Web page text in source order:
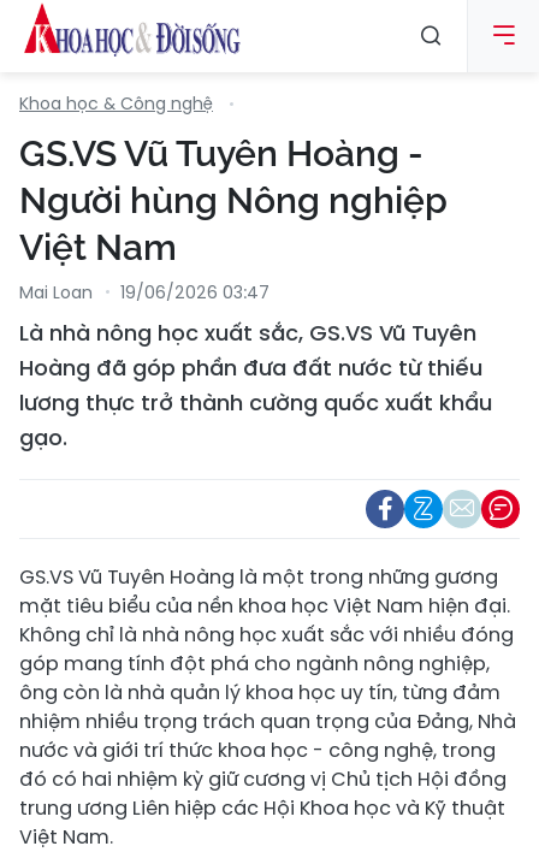
Khoa học & Công nghệ
GS.VS Vũ Tuyên Hoàng -
Người hùng Nông nghiệp
Việt Nam
Mai Loan 19/06/2026 03:47
Là nhà nông học xuất sắc, GS.VS Vũ Tuyên
Hoàng đã góp phần đưa đất nước từ thiếu
lương thực trở thành cường quốc xuất khẩu
gạo.
GS.VS Vũ Tuyên Hoàng là một trong những gương
mặt tiêu biểu của nền khoa học Việt Nam hiện đại.
Không chỉ là nhà nông học xuất sắc với nhiều đóng
góp mang tính đột phá cho ngành nông nghiệp,
ông còn là nhà quản lý khoa học uy tín, từng đảm
nhiệm nhiều trọng trách quan trọng của Đảng, Nhà
nước và giới trí thức khoa học - công nghệ, trong
đó có hai nhiệm kỳ giữ cương vị Chủ tịch Hội đồng
trung ương Liên hiệp các Hội Khoa học và Kỹ thuật
Việt Nam.